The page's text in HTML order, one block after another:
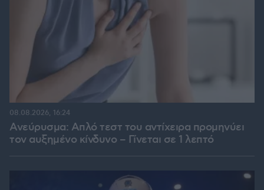
Ανεύρυσμα: Απλό τεστ του αντίχειρα προμηνύει
τον αυξημένο κίνδυνο – Γίνεται σε 1 λεπτό
08.08.2026, 16:24